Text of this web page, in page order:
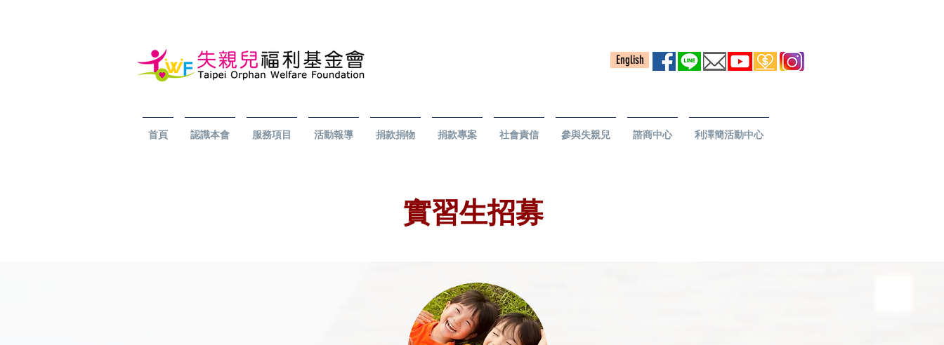
English
首頁 認識本會 服務項目 活動報導 捐款捐物 捐款專案 社會責信 參與失親兒 諮商中心 利澤簡活動中心
實習生招募